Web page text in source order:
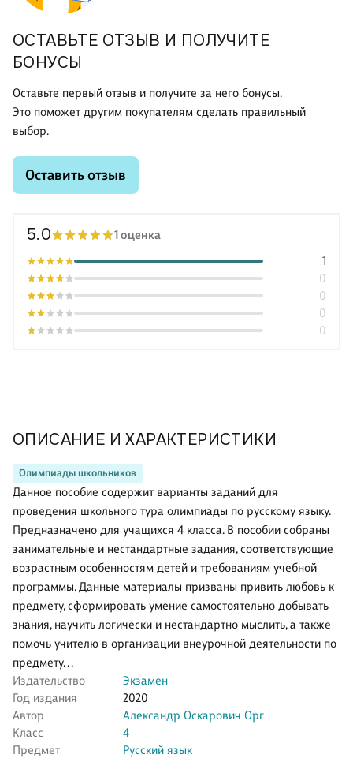
ОПИСАНИЕ И ХАРАКТЕРИСТИКИ
Олимпиады школьников
Данное пособие содержит варианты заданий для
проведения школьного тура олимпиады по русскому языку.
Предназначено для учащихся 4 класса. В пособии собраны
занимательные и нестандартные задания, соответствующие
возрастным особенностям детей и требованиям учебной
программы. Данные материалы призваны привить любовь к
предмету, сформировать умение самостоятельно добывать
знания, научить логически и нестандартно мыслить, а также
помочь учителю в организации внеурочной деятельности по
предмету. . .
Издательство
Экзамен
Год издания
2020
Автор
Александр Оскарович Орг
Класс
4
Предмет
Русский язык
ОСТАВЬТЕ ОТЗЫВ И ПОЛУЧИТЕ
БОНУСЫ
Оставьте первый отзыв и получите за него бонусы.
Это поможет другим покупателям сделать правильный
выбор.
Оставить отзыв
5.0 1 оценка
0
0
0
0
1